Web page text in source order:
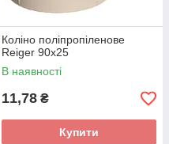
Коліно поліпропіленове
Reiger 90х25
В наявності
11,78 ₴
Купити